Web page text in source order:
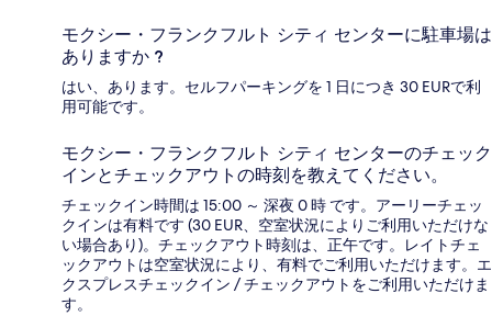
モクシー・フランクフルト シティ センターに駐車場は
ありますか ?
はい、あります。セルフパーキングを 1 日につき 30 EURで利
用可能です。
モクシー・フランクフルト シティ センターのチェック
インとチェックアウトの時刻を教えてください。
チェックイン時間は 15:00 ～ 深夜 0 時 です。アーリーチェッ
クインは有料です (30 EUR、空室状況によりご利用いただけな
い場合あり)。チェックアウト時刻は、正午です。レイトチェ
ックアウトは空室状況により、有料でご利用いただけます。エ
クスプレスチェックイン / チェックアウトをご利用いただけま
す。